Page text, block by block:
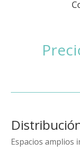
Espacios amplios